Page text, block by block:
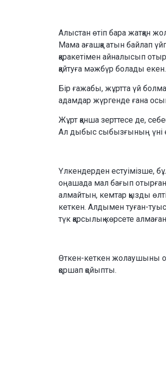
Алыстан өтіп бара жатқан
Мама ағашқа атын байлап
қаракетімен айналысып
қайтуға мәжбүр болады екен.
Бір ғажабы, жұртта үй
адамдар жүргенде ғана
Жұрт қанша зерттесе де,
Ал дыбыс сыбызғының үні
Үлкендерден естуімізше,
оңашада мал бағып отырған
алмайтын, кемтар қызды
кеткен. Алдымен туған-
түк қарсылық көрсете
Өткен-кеткен жолаушыны
қоршап қойыпты.